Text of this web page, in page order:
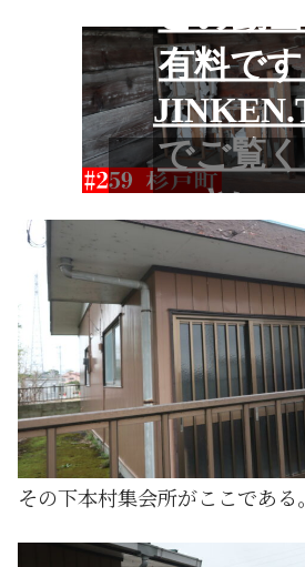
その下本村集会所がここである。